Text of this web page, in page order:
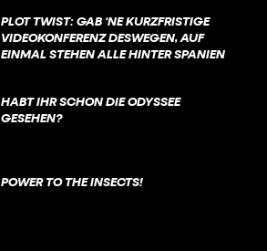
PLOT TWIST: GAB ‘NE KURZFRISTIGE
VIDEOKONFERENZ DESWEGEN, AUF
EINMAL STEHEN ALLE HINTER SPANIEN
HABT IHR SCHON DIE ODYSSEE
GESEHEN?
POWER TO THE INSECTS!